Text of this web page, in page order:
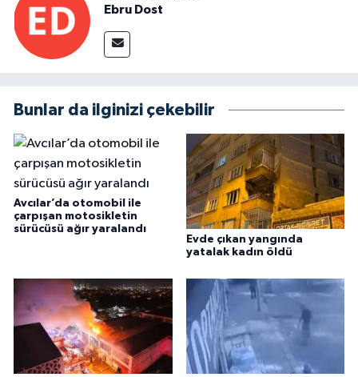
Ebru Dost
Bunlar da ilginizi çekebilir
Avcılar’da otomobil ile
çarpışan motosikletin
sürücüsü ağır yaralandı
Evde çıkan yangında
yatalak kadın öldü